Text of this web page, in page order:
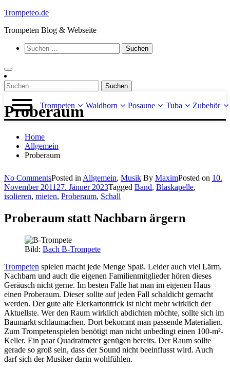
Skip
content
Trompeteo.de
Trompeten Blog & Webseite
Suchen
nach:
Suchen
nach:
Trompeten
Waldhorn Posaune Tuba Zubehör
Proberaum
Home
Allgemein
Proberaum
No Commentson
Proberaum
Posted in Allgemein, Musik By MaximPosted on 10.
November 2011 27. Jänner 2023Tagged Band, Blaskapelle,
isolieren, mieten, Proberaum, Schall
Proberaum statt Nachbarn ärgern
Bild: Bach B-Trompete
Trompeten spielen macht jede Menge Spaß. Leider auch viel Lärm.
Nachbarn und auch die eigenen Familienmitglieder hören dieses
Geräusch nicht gerne. Im besten Falle hat man im eigenen Haus
einen Proberaum. Dieser sollte auf jeden Fall schaldicht gemacht
werden. Der gute alte Eierkartontrick ist nicht mehr wirklich der
Aktuellste. Wer den Raum wirklich abdichten möchte, sollte sich im
Baumarkt schlaumachen. Dort bekommt man passende Materialien.
Zum Trompetenspielen benötigt man nicht unbedingt einen 100-m²-
Keller. Ein paar Quadratmeter genügen bereits. Der Raum sollte
gerade so groß sein, dass der Sound nicht beeinflusst wird. Auch
darf sich der Musiker darin wohlfühlen.